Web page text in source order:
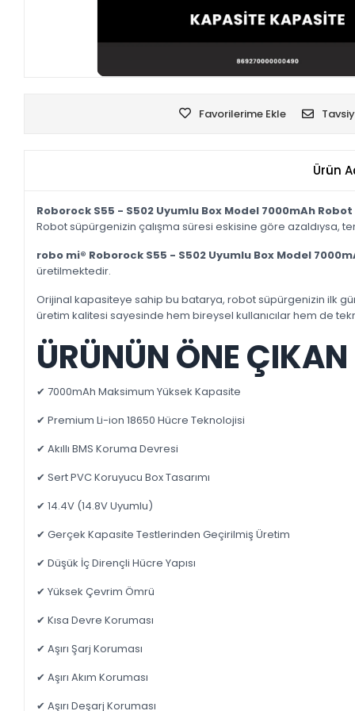
Favorilerime Ekle
Ürün
Roborock S55 - S502 Uyumlu Box Model 7000mAh
Robot süpürgenizin çalışma süresi eskisine göre azaldıysa,
robo mi® Roborock S55 - S502 Uyumlu Box Model
üretilmektedir.
Orijinal kapasiteye sahip bu batarya, robot süpürgenizin ilk
üretim kalitesi sayesinde hem bireysel kullanıcılar hem de
ÜRÜNÜN ÖNE ÇIKAN
✔ 7000mAh Maksimum Yüksek Kapasite
✔ Premium Li-ion 18650 Hücre Teknolojisi
✔ Akıllı BMS Koruma Devresi
✔ Sert PVC Koruyucu Box Tasarımı
✔ 14.4V (14.8V Uyumlu)
✔ Gerçek Kapasite Testlerinden Geçirilmiş Üretim
✔ Düşük İç Dirençli Hücre Yapısı
✔ Yüksek Çevrim Ömrü
✔ Kısa Devre Koruması
✔ Aşırı Şarj Koruması
✔ Aşırı Akım Koruması
✔ Aşırı Deşarj Koruması